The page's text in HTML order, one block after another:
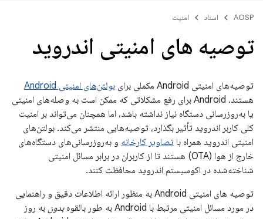
AOSP اسناد امنیت
توصیه های امنیتی اندروید
توصیه‌های امنیتی Android مکملی برای
بولتن‌های امنیتی Android
هستند. Android برای رفع مشکلاتی که ممکن است به وصله‌های امنیتی
یا به‌روزرسانی دستگاه نیاز نداشته باشد، اما همچنان می‌تواند بر امنیت
کلی کاربر اندروید تأثیر بگذارد، توصیه‌هایی منتشر می‌کند. بولتن‌های
امنیتی اندروید همراه با تصاویر کارخانه و به‌روزرسانی‌های دستگاه‌های
خارج از هوا (OTA) هستند تا از کاربران در برابر مسائل امنیتی
شناخته‌شده در اکوسیستم اندروید محافظت کنند.
توصیه های امنیتی Android به منظور ارائه اطلاعات دقیق و راهنمایی
در مورد مسائل امنیتی مرتبط با Android به طور بالقوه
بدون به روز